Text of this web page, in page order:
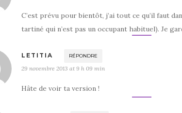
C’est prévu pour bientôt, j’ai tout ce qu’il faut
tartiné qui n’est pas un occupant habituel). Je
LETITIA RÉPONDRE
29 novembre 2013 at 9 h 09 min
Hâte de voir ta version !